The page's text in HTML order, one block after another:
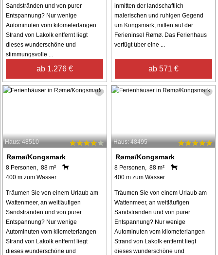
Sandstränden und von purer
Entspannung? Nur wenige
Autominuten vom kilometerlangen
Strand von Lakolk entfernt liegt
dieses wunderschöne und
stimmungsvolle ...
ab 1.276 €
inmitten der landschaftlich
malerischen und ruhigen Gegend
um Kongsmark, mitten auf der
Ferieninsel Rømø. Das Ferienhaus
verfügt über eine ...
ab 571 €
Haus: 48510
Rømø/Kongsmark
8 Personen, 88 m²
400 m zum Wasser.
Träumen Sie von einem Urlaub am
Wattenmeer, an weitläufigen
Sandstränden und von purer
Entspannung? Nur wenige
Autominuten vom kilometerlangen
Strand von Lakolk entfernt liegt
dieses wunderschöne und
Haus: 48495
Rømø/Kongsmark
8 Personen, 88 m²
400 m zum Wasser.
Träumen Sie von einem Urlaub am
Wattenmeer, an weitläufigen
Sandstränden und von purer
Entspannung? Nur wenige
Autominuten vom kilometerlangen
Strand von Lakolk entfernt liegt
dieses wunderschöne und